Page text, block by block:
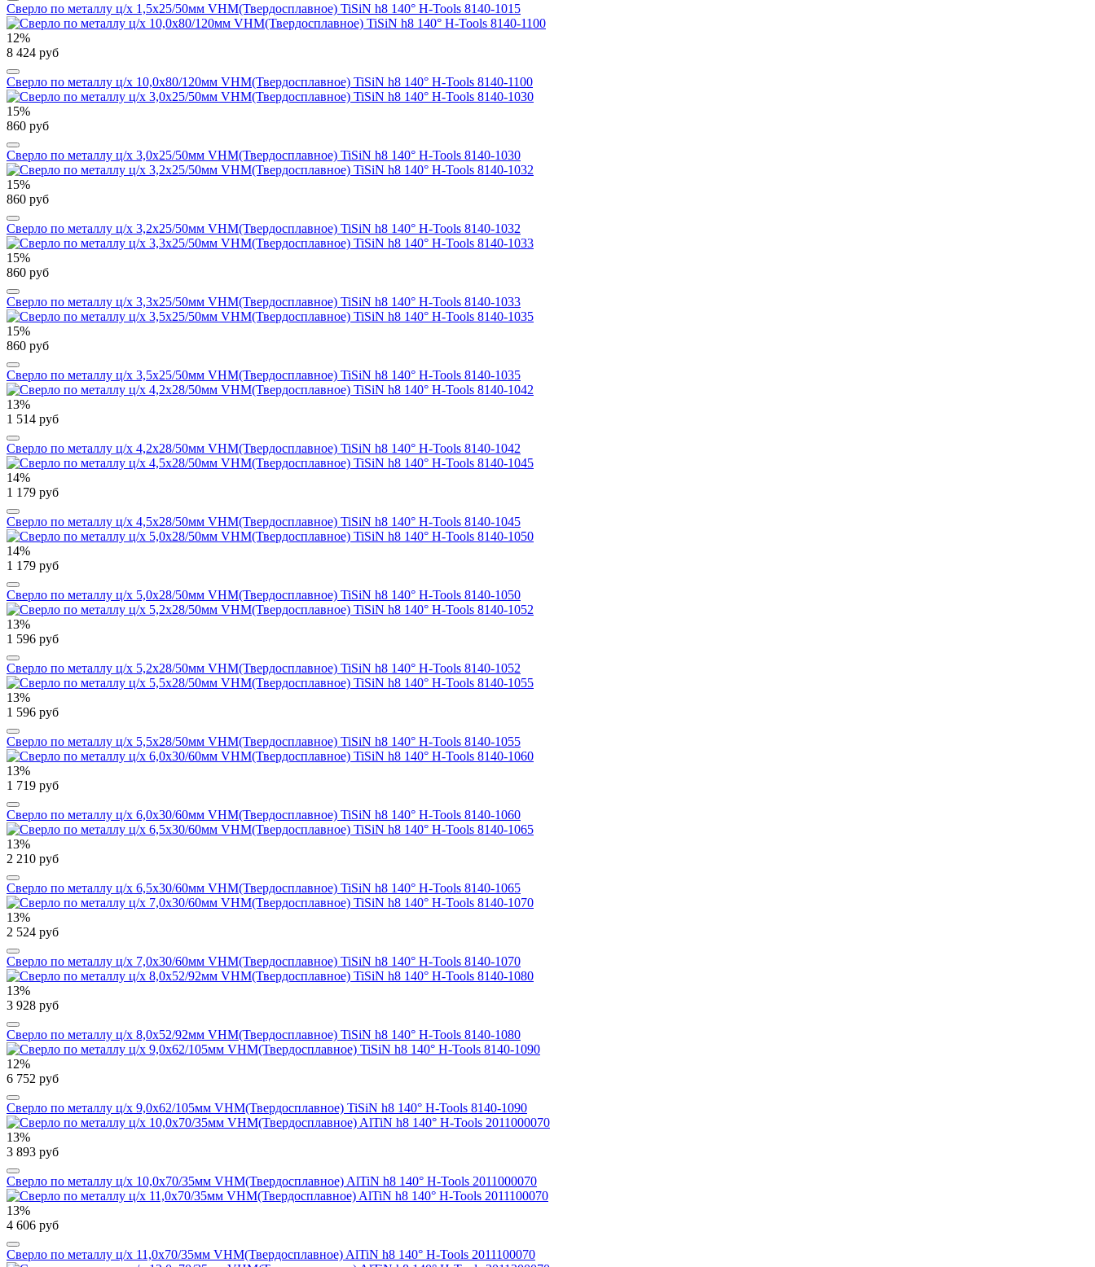
Сверло по металлу ц/х 1,5x25/50мм VHM(Твердосплавное) TiSiN h8 140° H-Tools 8140-1015
12%
8 424 руб
Сверло по металлу ц/х 10,0x80/120мм VHM(Твердосплавное) TiSiN h8 140° H-Tools 8140-1100
15%
860 руб
Сверло по металлу ц/х 3,0x25/50мм VHM(Твердосплавное) TiSiN h8 140° H-Tools 8140-1030
15%
860 руб
Сверло по металлу ц/х 3,2x25/50мм VHM(Твердосплавное) TiSiN h8 140° H-Tools 8140-1032
15%
860 руб
Сверло по металлу ц/х 3,3x25/50мм VHM(Твердосплавное) TiSiN h8 140° H-Tools 8140-1033
15%
860 руб
Сверло по металлу ц/х 3,5x25/50мм VHM(Твердосплавное) TiSiN h8 140° H-Tools 8140-1035
13%
1 514 руб
Сверло по металлу ц/х 4,2x28/50мм VHM(Твердосплавное) TiSiN h8 140° H-Tools 8140-1042
14%
1 179 руб
Сверло по металлу ц/х 4,5x28/50мм VHM(Твердосплавное) TiSiN h8 140° H-Tools 8140-1045
14%
1 179 руб
Сверло по металлу ц/х 5,0x28/50мм VHM(Твердосплавное) TiSiN h8 140° H-Tools 8140-1050
13%
1 596 руб
Сверло по металлу ц/х 5,2x28/50мм VHM(Твердосплавное) TiSiN h8 140° H-Tools 8140-1052
13%
1 596 руб
Сверло по металлу ц/х 5,5x28/50мм VHM(Твердосплавное) TiSiN h8 140° H-Tools 8140-1055
13%
1 719 руб
Сверло по металлу ц/х 6,0x30/60мм VHM(Твердосплавное) TiSiN h8 140° H-Tools 8140-1060
13%
2 210 руб
Сверло по металлу ц/х 6,5x30/60мм VHM(Твердосплавное) TiSiN h8 140° H-Tools 8140-1065
13%
2 524 руб
Сверло по металлу ц/х 7,0x30/60мм VHM(Твердосплавное) TiSiN h8 140° H-Tools 8140-1070
13%
3 928 руб
Сверло по металлу ц/х 8,0x52/92мм VHM(Твердосплавное) TiSiN h8 140° H-Tools 8140-1080
12%
6 752 руб
Сверло по металлу ц/х 9,0x62/105мм VHM(Твердосплавное) TiSiN h8 140° H-Tools 8140-1090
13%
3 893 руб
Сверло по металлу ц/х 10,0x70/35мм VHM(Твердосплавное) AlTiN h8 140° H-Tools 2011000070
13%
4 606 руб
Сверло по металлу ц/х 11,0x70/35мм VHM(Твердосплавное) AlTiN h8 140° H-Tools 2011100070